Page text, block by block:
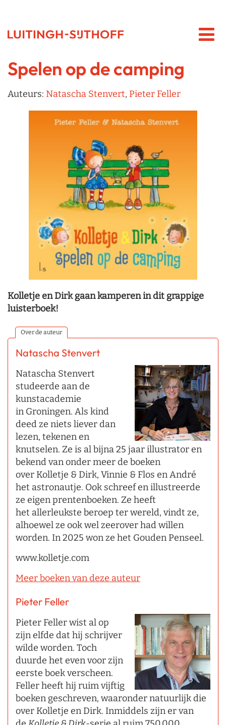
Spelen op de camping
Auteurs: Natascha Stenvert, Pieter Feller
Kolletje en Dirk gaan kamperen in dit grappige
luisterboek!
Over de auteur
Natascha Stenvert
Natascha Stenvert
studeerde aan de
kunstacademie
in Groningen. Als kind
deed ze niets liever dan
lezen, tekenen en
knutselen. Ze is al bijna 25 jaar illustrator en
bekend van onder meer de boeken
over Kolletje & Dirk, Vinnie & Flos en André
het astronautje. Ook schreef en illustreerde
ze eigen prentenboeken. Ze heeft
het allerleukste beroep ter wereld, vindt ze,
alhoewel ze ook wel zeerover had willen
worden. In 2025 won ze het Gouden Penseel.
www.kolletje.com
Meer boeken van deze auteur
Pieter Feller
Pieter Feller wist al op
zijn elfde dat hij schrijver
wilde worden. Toch
duurde het even voor zijn
eerste boek verscheen.
Feller heeft hij ruim vijftig
boeken geschreven, waaronder natuurlijk die
over Kolletje en Dirk. Inmiddels zijn er van